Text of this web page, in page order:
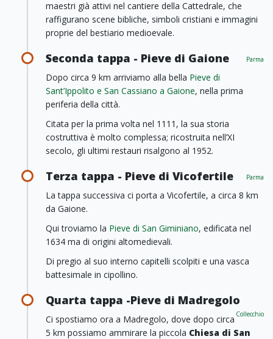
maestri già attivi nel cantiere della Cattedrale, che
raffigurano scene bibliche, simboli cristiani e immagini
proprie del bestiario medioevale.
Seconda tappa - Pieve di Gaione Parma
Dopo circa 9 km arriviamo alla bella Pieve di
Sant’Ippolito e San Cassiano a Gaione, nella prima
periferia della città.
Citata per la prima volta nel 1111, la sua storia
costruttiva è molto complessa; ricostruita nell’XI
secolo, gli ultimi restauri risalgono al 1952.
Terza tappa - Pieve di Vicofertile Parma
La tappa successiva ci porta a Vicofertile, a circa 8 km
da Gaione.
Qui troviamo la Pieve di San Giminiano, edificata nel
1634 ma di origini altomedievali.
Di pregio al suo interno capitelli scolpiti e una vasca
battesimale in cipollino.
Quarta tappa -Pieve di Madregolo
Collecchio
Ci spostiamo ora a Madregolo, dove dopo circa
5 km possiamo ammirare la piccola Chiesa di San